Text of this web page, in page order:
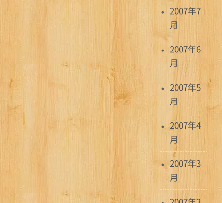
2007年7
月
2007年6
月
2007年5
月
2007年4
月
2007年3
月